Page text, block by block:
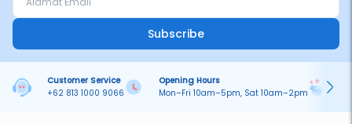
Subscribe
Customer Service
+62 813 1000 9066
Opening Hours
Mon–Fri 10am–5pm, Sat 10am–2pm